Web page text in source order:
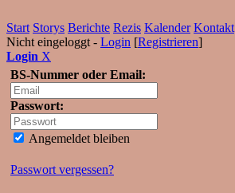
Start Storys Berichte Rezis Kalender Kontakt
Nicht eingeloggt - Login [Registrieren]
Login X
BS-Nummer oder Email:
Passwort:
Angemeldet bleiben
Passwort vergessen?